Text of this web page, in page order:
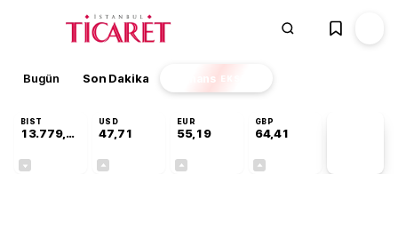
Bugün Son Dakika Finans EKSTRA
BIST
13.779,39
USD
47,71
EUR
55,19
GBP
64,41